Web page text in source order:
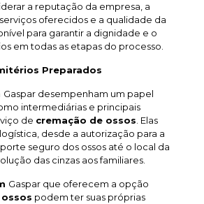
a reputação da empresa, a
oferecidos e a qualidade da
para garantir a dignidade e o
em todas as etapas do processo.
Preparados
Gaspar desempenham um papel
intermediárias e principais
de cremação de ossos . Elas
desde a autorização para a
seguro dos ossos até o local da
das cinzas aos familiares.
Gaspar que oferecem a opção
podem ter suas próprias